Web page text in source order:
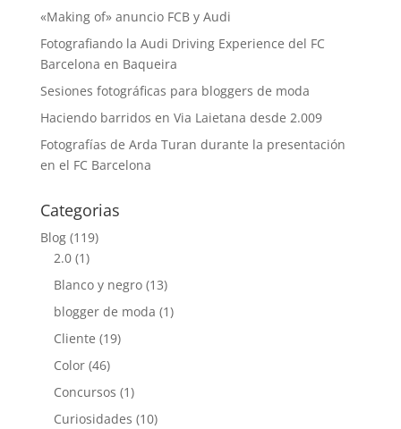
«Making of» anuncio FCB y Audi
Fotografiando la Audi Driving Experience del FC
Barcelona en Baqueira
Sesiones fotográficas para bloggers de moda
Haciendo barridos en Via Laietana desde 2.009
Fotografías de Arda Turan durante la presentación
en el FC Barcelona
Categorias
Blog(119)
2.0(1)
Blanco y negro(13)
blogger de moda (1)
Cliente (19)
Color(46)
Concursos (1)
Curiosidades (10)